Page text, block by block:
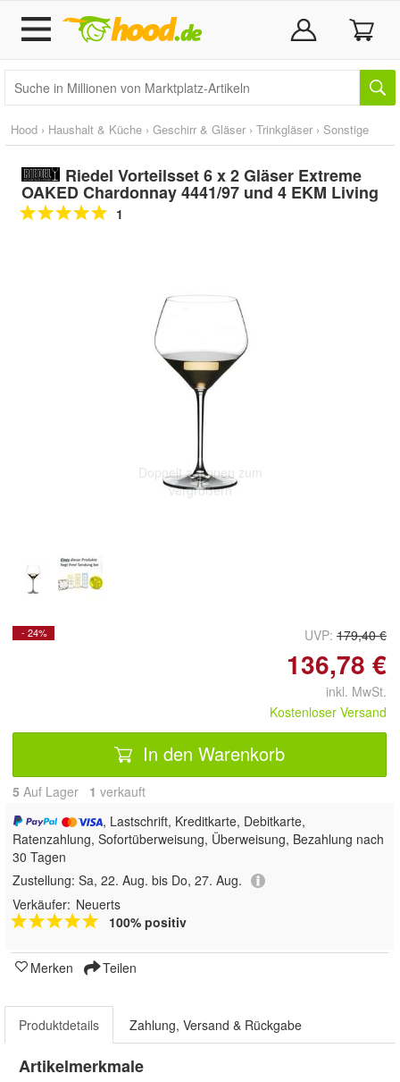
Hood › Haushalt & Küche › Geschirr & Gläser › Trinkgläser › Sonstige
Riedel Vorteilsset 6 x 2 Gläser Extreme
OAKED Chardonnay 4441/97 und 4 EKM Living
1
Doppelt antippen zum
vergrößern
- 24% UVP: 179,40 €
136,78 €
inkl. MwSt.
Kostenloser Versand
In den Warenkorb
5 Auf Lager 1 verkauft
, Lastschrift, Kreditkarte, Debitkarte,
Ratenzahlung, Sofortüberweisung, Überweisung, Bezahlung nach
30 Tagen
Zustellung: Sa, 22. Aug. bis Do, 27. Aug.
Verkäufer: Neuerts
100% positiv
Merken Teilen
Produktdetails Zahlung, Versand & Rückgabe
Artikelmerkmale